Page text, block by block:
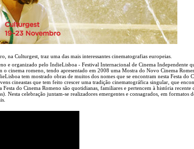
na Culturgest, traz uma das mais interessantes cinematografias europeias.
e organizado pelo IndieLisboa - Festival Internacional de Cinema Independente
o cinema romeno, tendo apresentado em 2008 uma Mostra do Novo Cinema
tem mostrado obras de muitos dos nomes que se encontram nesta Festa do
cineastas que tem feito crescer uma tradição cinematográfica singular, que
Festa do Cinema Romeno são quotidianas, familiares e pertencem à história recente
Nesta celebração juntam-se realizadores emergentes e consagrados, em formatos